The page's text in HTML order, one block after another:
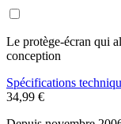
sur
valeur
de
note
moyenne.
Read
Le protège-écran qui
conception​
Spécifications
34,99 €